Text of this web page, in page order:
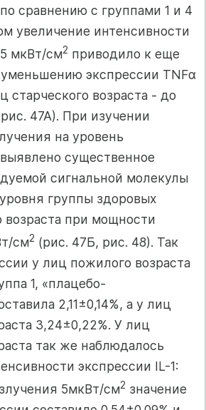
сравнению с группами 1 и 4
увеличение интенсивности
мкВт/см2 приводило к еще
экспрессии TNFα
старческого возраста - до
47А). При изучении
на уровень
существенное
сигнальной молекулы
группы здоровых
при мощности
см2 (рис. 47Б, рис. 48). Так
у лиц пожилого возраста
1, «плацебо-
2,11±0,14%, а у лиц
3,24±0,22%. У лиц
так же наблюдалось
экспрессии IL-1:
5мкВт/см2 значение